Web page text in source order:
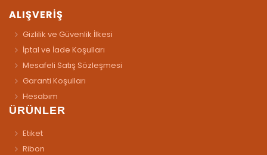
ALIŞVERİŞ
Gizlilik ve Güvenlik İlkesi
İptal ve İade Koşulları
Mesafeli Satış Sözleşmesi
Garanti Koşulları
Hesabım
ÜRÜNLER
Etiket
Ribon